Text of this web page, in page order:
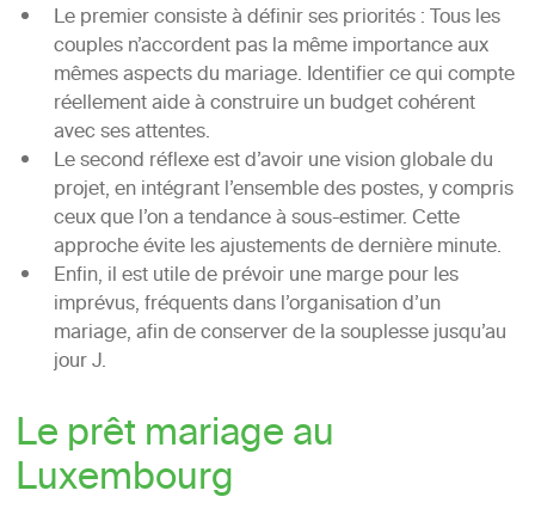
Le premier consiste à définir ses priorités : Tous les
couples n’accordent pas la même importance aux
mêmes aspects du mariage. Identifier ce qui compte
réellement aide à construire un budget cohérent
avec ses attentes.
Le second réflexe est d’avoir une vision globale du
projet, en intégrant l’ensemble des postes, y compris
ceux que l’on a tendance à sous-estimer. Cette
approche évite les ajustements de dernière minute.
Enfin, il est utile de prévoir une marge pour les
imprévus, fréquents dans l’organisation d’un
mariage, afin de conserver de la souplesse jusqu’au
jour J.
Le prêt mariage au
Luxembourg